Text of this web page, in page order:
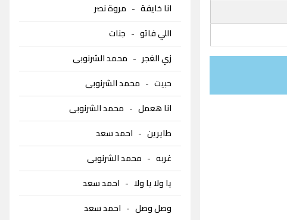
انا خايفة- مروة نصر
اللي فاتو- جنات
زي الغجر - محمد الشرنوبى
حبيت- محمد الشرنوبى
انا هعمل- محمد الشرنوبى
طايرين- احمد سعد
غربه- محمد الشرنوبى
يا ولا يا ولا- احمد سعد
وصل وصل- احمد سعد